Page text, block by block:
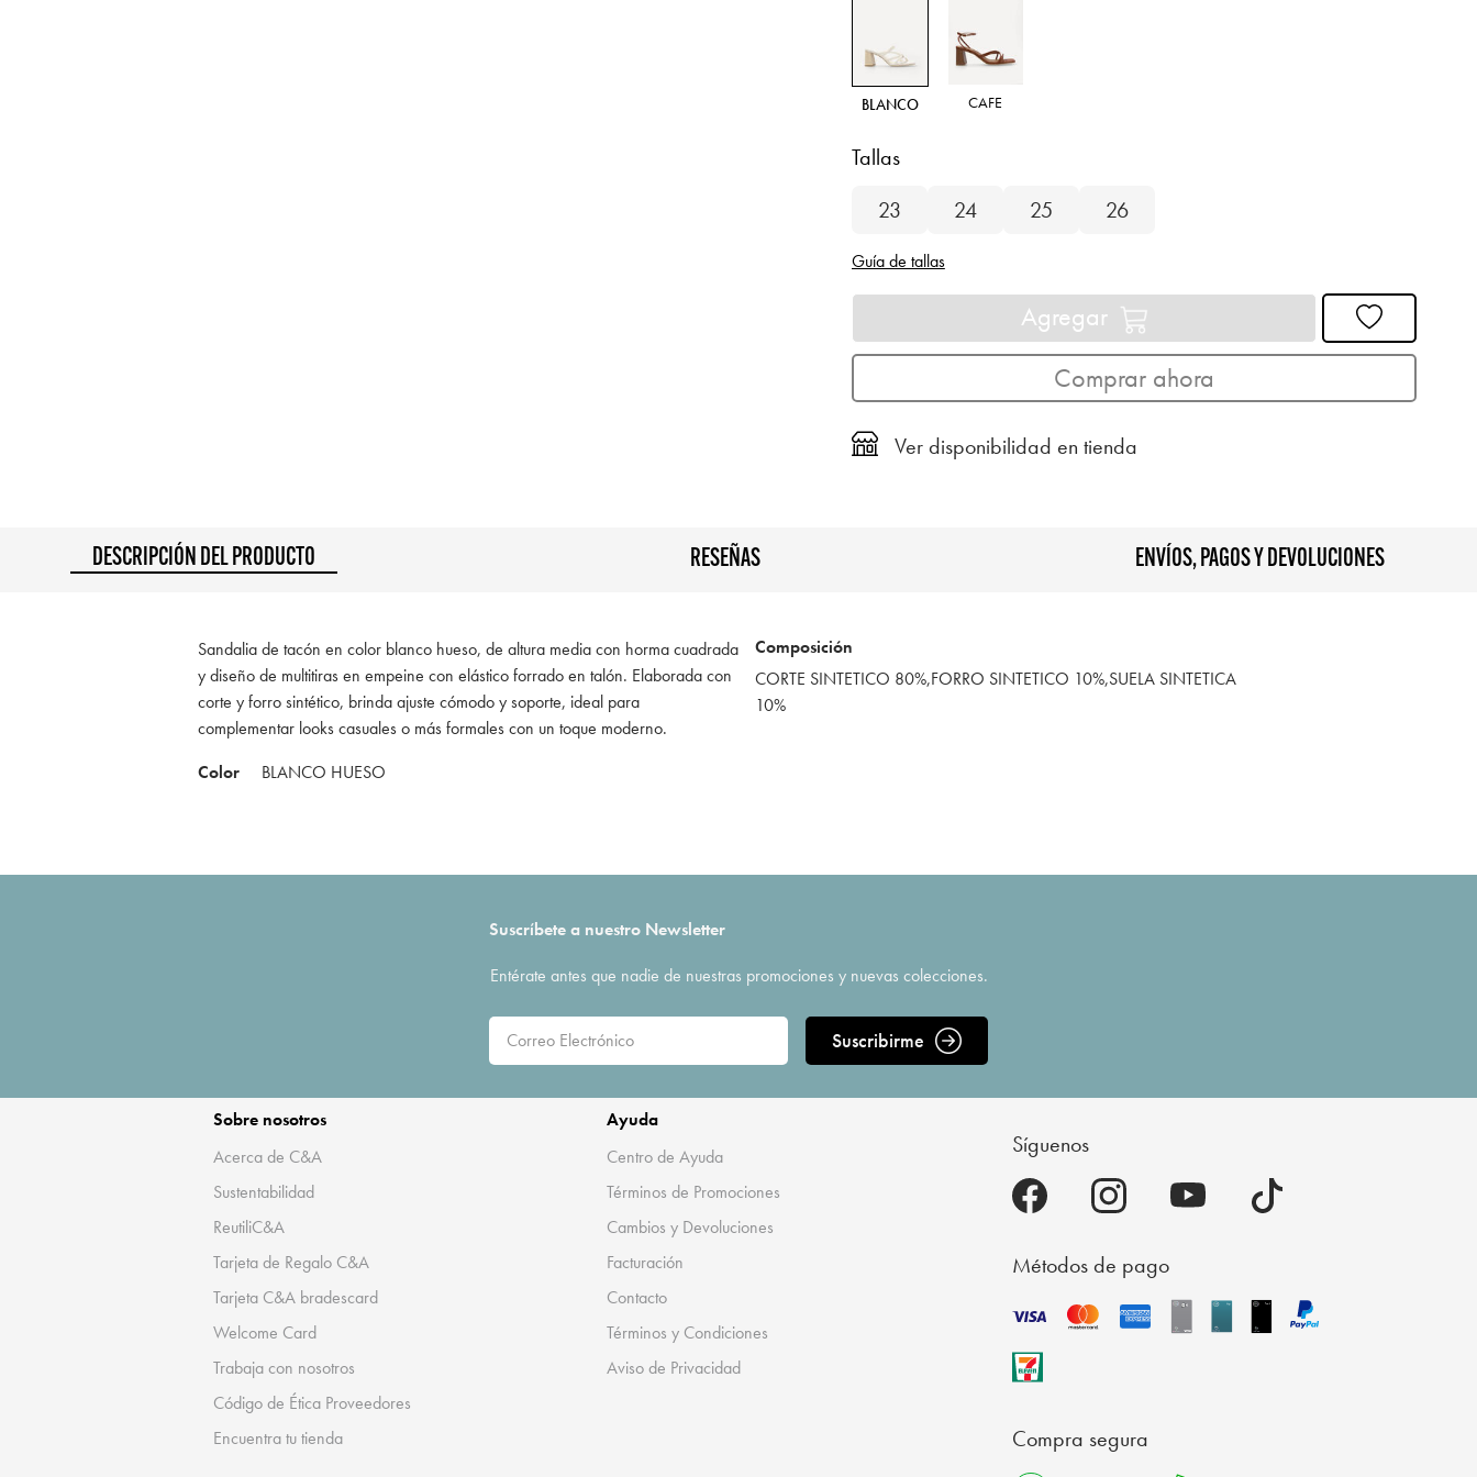
BLANCO CAFE
Tallas
23
24 25 26
Guía de tallas
Agregar
Comprar ahora
Ver disponibilidad en tienda
DESCRIPCIÓN DEL PRODUCTO RESEÑAS ENVÍOS, PAGOS Y DEVOLUCIONES
Sandalia de tacón en color blanco hueso, de altura media con horma cuadrada
y diseño de multitiras en empeine con elástico forrado en talón. Elaborada con
corte y forro sintético, brinda ajuste cómodo y soporte, ideal para
complementar looks casuales o más formales con un toque moderno.
Color
BLANCO HUESO
Composición
CORTE SINTETICO 80%,FORRO SINTETICO 10%,SUELA SINTETICA
10%
Suscríbete a nuestro Newsletter
Entérate antes que nadie de nuestras promociones y nuevas colecciones.
Suscribirme
Sobre nosotros
Acerca de C&A
Sustentabilidad
ReutiliC&A
Tarjeta de Regalo C&A
Tarjeta C&A bradescard
Welcome Card
Trabaja con nosotros
Código de Ética Proveedores
Encuentra tu tienda
Ayuda
Centro de Ayuda
Términos de Promociones
Cambios y Devoluciones
Facturación
Contacto
Términos y Condiciones
Aviso de Privacidad
Síguenos
Métodos de pago
Compra segura